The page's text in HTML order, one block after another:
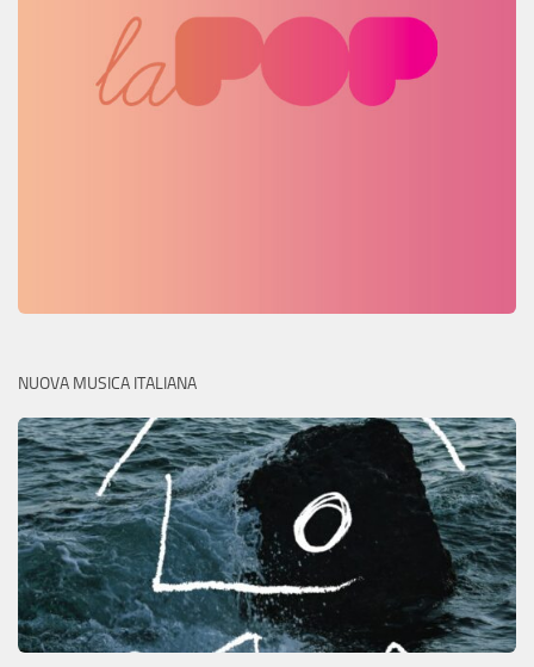
NUOVA MUSICA ITALIANA